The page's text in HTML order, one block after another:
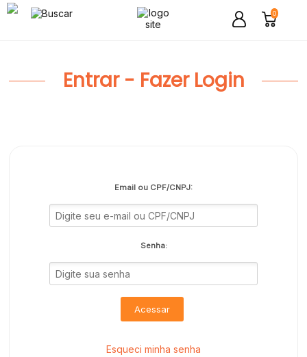
0
Entrar - Fazer Login
Email ou CPF/CNPJ:
Senha:
Acessar
Esqueci minha senha